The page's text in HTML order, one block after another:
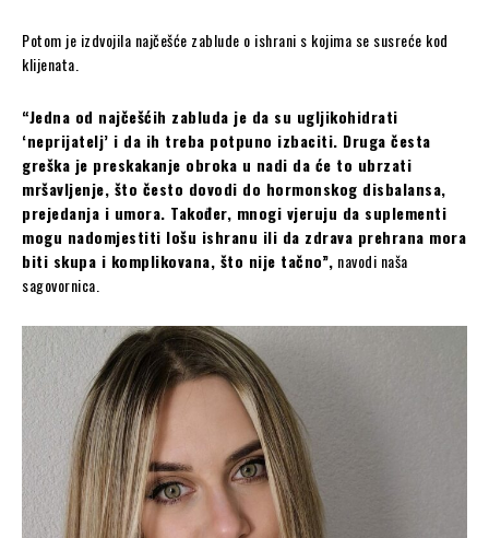
Potom je izdvojila najčešće zablude o ishrani s kojima se susreće kod
klijenata.
“Jedna od najčešćih zabluda je da su ugljikohidrati
‘neprijatelj’ i da ih treba potpuno izbaciti. Druga česta
greška je preskakanje obroka u nadi da će to ubrzati
mršavljenje, što često dovodi do hormonskog disbalansa,
prejedanja i umora. Također, mnogi vjeruju da suplementi
mogu nadomjestiti lošu ishranu ili da zdrava prehrana mora
biti skupa i komplikovana, što nije tačno”, navodi naša
sagovornica.